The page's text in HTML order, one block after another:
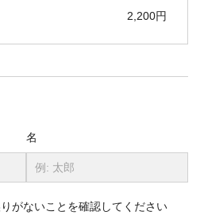
2,200円
名
がないことを確認してください